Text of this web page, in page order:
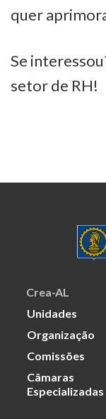
quer
Se
setor de RH!
Crea-AL
Unidades
Organização
Comissões
Câmaras
Especializadas